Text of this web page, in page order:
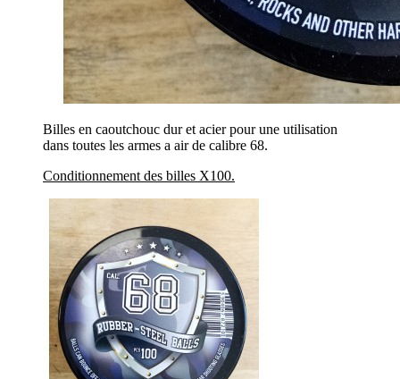
Billes en caoutchouc dur et acier pour une utilisation
dans toutes les armes a air de calibre 68.
Conditionnement des billes X100.